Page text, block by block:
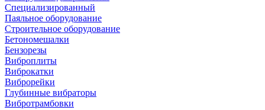
Специализированный
Паяльное оборудование
Строительное оборудование
Бетономешалки
Бензорезы
Виброплиты
Виброкатки
Виброрейки
Глубинные вибраторы
Вибротрамбовки